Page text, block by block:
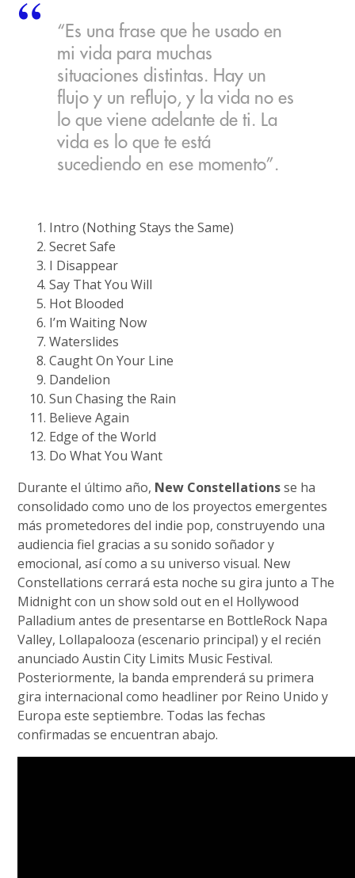
“Es una frase que he usado en
mi vida para muchas
situaciones distintas. Hay un
flujo y un reflujo, y la vida no es
lo que viene adelante de ti. La
vida es lo que te está
sucediendo en ese momento”.
Intro (Nothing Stays the Same)
Secret Safe
I Disappear
Say That You Will
Hot Blooded
I’m Waiting Now
Waterslides
Caught On Your Line
Dandelion
Sun Chasing the Rain
Believe Again
Edge of the World
Do What You Want
Durante el último año, New Constellationsse ha
consolidado como uno de los proyectos emergentes
más prometedores del indie pop, construyendo una
audiencia fiel gracias a su sonido soñador y
emocional, así como a su universo visual. New
Constellations cerrará esta noche su gira junto a The
Midnight con un show sold out en el Hollywood
Palladium antes de presentarse en BottleRock Napa
Valley, Lollapalooza (escenario principal) y el recién
anunciado Austin City Limits Music Festival.
Posteriormente, la banda emprenderá su primera
gira internacional como headliner por Reino Unido y
Europa este septiembre. Todas las fechas
confirmadas se encuentran abajo.